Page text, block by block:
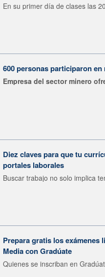
En su primer día de clases las
600 personas participaron
Empresa del sector minero
Diez claves para que tu
portales laborales
Buscar trabajo no solo implica
Prepara gratis los exámenes
Media con Gradúate
Quienes se inscriban en